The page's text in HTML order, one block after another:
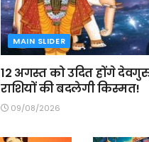
MAIN SLIDER
12 अगस्त को उदित होंगे
राशियों की बदलेगी किस्मत!
09/08/2026